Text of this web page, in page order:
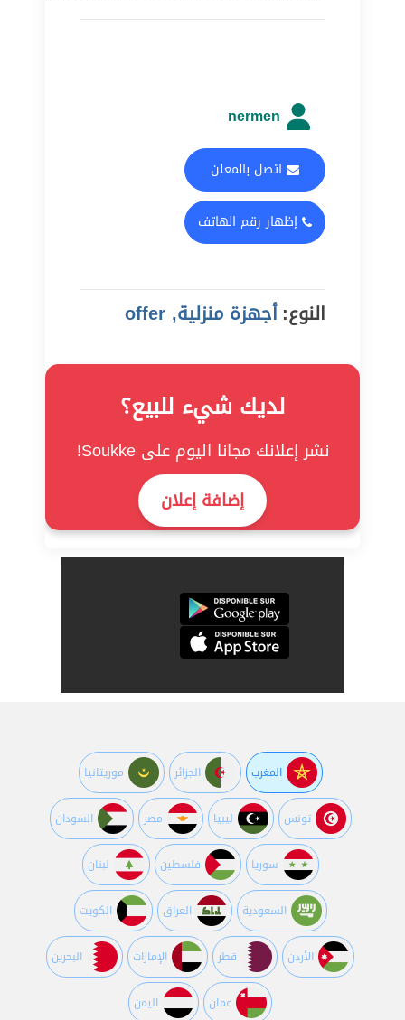
nermen
اتصل بالمعلن
إظهار رقم الهاتف
النوع:أجهزة منزلية, offer
لديك شيء للبيع؟
نشر إعلانك مجانا اليوم على Soukke!
إضافة إعلان
المغرب الجزائر موريتانيا
تونس ليبيا مصر السودان
سوريا فلسطين لبنان
السعودية العراق الكويت
اﻷردن قطر اﻹمارات البحرين
عمان اليمن